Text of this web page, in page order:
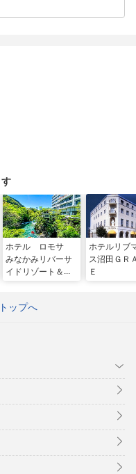
ホテル ロモサ
みなかみリバーサ
イドリゾート＆ス
ホテルリブ
ス沼田ＧＲ
Ｅ
ップへ